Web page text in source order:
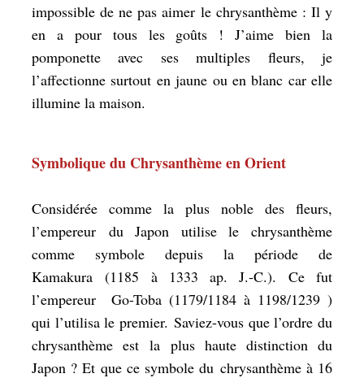
impossible de ne pas aimer le chrysanthème : Il y
en a pour tous les goûts ! J’aime bien la
pomponette avec ses multiples fleurs, je
l’affectionne surtout en jaune ou en blanc car elle
illumine la maison.
Symbolique du Chrysanthème en Orient
Considérée comme la plus noble des fleurs,
l’empereur du Japon utilise le chrysanthème
comme symbole depuis la période de
Kamakura (1185 à 1333 ap. J.-C.). Ce fut
l’empereur Go-Toba (1179/1184 à 1198/1239 )
qui l’utilisa le premier. Saviez-vous que l’ordre du
chrysanthème est la plus haute distinction du
Japon ? Et que ce symbole du chrysanthème à 16